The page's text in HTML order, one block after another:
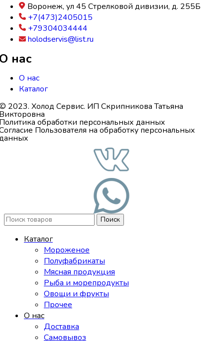
Воронеж, ул 45 Стрелковой дивизии, д. 255Б
+7(473)2405015
+79304034444
holodservis@list.ru
нас
О нас
Каталог
2023. Холод Сервис. ИП Скрипникова Татьяна
обработки персональных данных
Пользователя на обработку персональных
Поиск
Каталог
Мороженое
Полуфабрикаты
Мясная продукция
Рыба и морепродукты
Овощи и фрукты
Прочее
О нас
Доставка
Самовывоз